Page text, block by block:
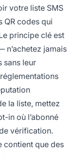
votre liste SMS
QR codes qui
principe clé est
n’achetez jamais
sans leur
la liste, mettez
in où l’abonné
vérification.
contient que des